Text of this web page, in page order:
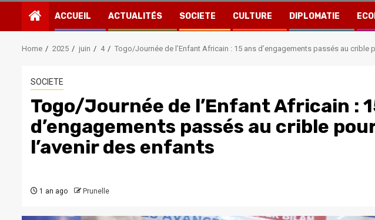
ACCUEIL ACTUALITÉS SOCIETE CULTURE DIPLOMATIE
Home 2025 juin 4 Togo/Journée de l’Enfant Africain : 15 ans d’engagements passés au crible
SOCIETE
Togo/Journée de l’Enfant Africain :
d’engagements passés au crible
l’avenir des enfants
1 an ago Prunelle